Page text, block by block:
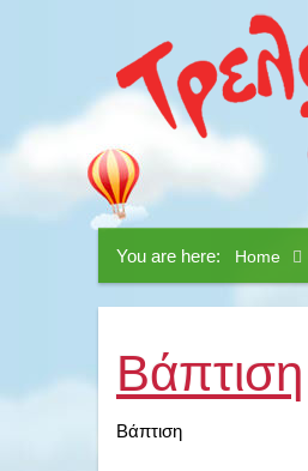
You are here: Home
Bάπτιση
Bάπτιση